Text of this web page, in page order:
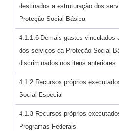
destinados a estruturação dos
Proteção Social Básica
4.1.1.6 Demais gastos vinculados
dos serviços da Proteção Social
discriminados nos itens anteriores
4.1.2 Recursos próprios
Social Especial
4.1.3 Recursos próprios
Programas Federais